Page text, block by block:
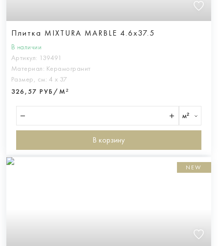
Плитка MIXTURA MARBLE 4.6x37.5
В наличии
Артикул: 139491
Материал: Керамогранит
Размер, см: 4 х 37
326,57 РУБ/М²
м²
В корзину
NEW